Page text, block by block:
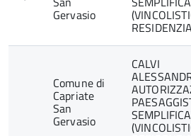
Gervasio
Comune di
Capriate
San
Gervasio
CALVI